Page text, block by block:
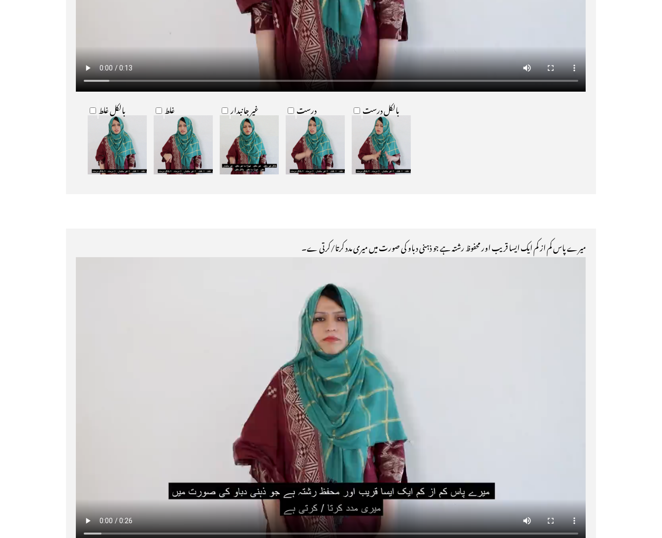
بالکل غلط غلط غیر جانبدار درست بالکل درست
میرے پاس کم از کم ایک ایسا قریب اور محفوظ رشتہ ہے جو ذہنی دباو کی صورت میں میری مدد کرتا/کرتی ے۔